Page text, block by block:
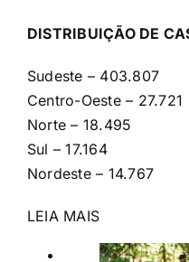
DISTRIBUIÇÃO DE
Sudeste – 403.807
Centro-Oeste – 27.721
Norte – 18.495
Sul – 17.164
Nordeste – 14.767
LEIA MAIS